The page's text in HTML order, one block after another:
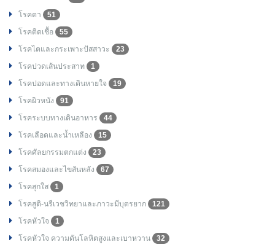
โรคตา
51
โรคติดเชื้อ
55
โรคไตและกระเพาะปัสสาวะ
23
โรคปวดเส้นประสาท
1
โรคปอดและทางเดินหายใจ
19
โรคผิวหนัง
91
โรคระบบทางเดินอาหาร
44
โรคเลือดและน้ำเหลือง
15
โรคศัลยกรรมตกแต่ง
23
โรคสมองและไขสันหลัง
67
โรคสุกใส
1
โรคสูติ-นรีเวชวิทยาและภาวะมีบุตรยาก
121
โรคหัวใจ
1
โรคหัวใจ ความดันโลหิตสูงและเบาหวาน
32